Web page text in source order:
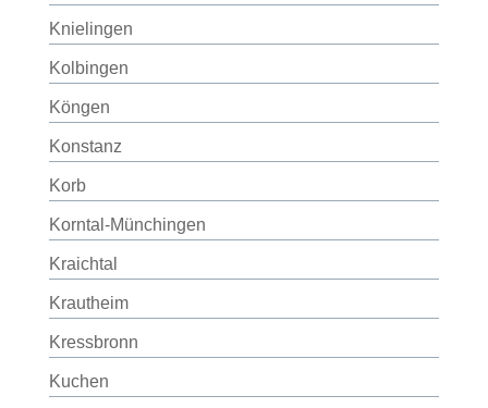
Knielingen
Kolbingen
Köngen
Konstanz
Korb
Korntal-Münchingen
Kraichtal
Krautheim
Kressbronn
Kuchen